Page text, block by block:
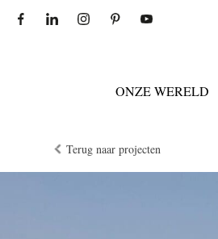
ONZE WERELD
Terug naar projecten